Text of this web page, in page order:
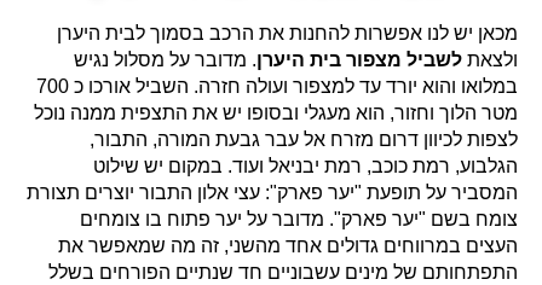
מכאן יש לנו אפשרות להחנות את הרכב בסמוך לבית היערן
ולצאת לשביל מצפור בית היערן. מדובר על מסלול נגיש
במלואו והוא יורד עד למצפור ועולה חזרה. השביל אורכו כ 700
מטר הלוך וחזור, הוא מעגלי ובסופו יש את התצפית ממנה נוכל
לצפות לכיוון דרום מזרח אל עבר גבעת המורה, התבור,
הגלבוע, רמת כוכב, רמת יבניאל ועוד. במקום יש שילוט
המסביר על תופעת "יער פארק": עצי אלון התבור יוצרים תצורת
צומח בשם "יער פארק". מדובר על יער פתוח בו צומחים
העצים במרווחים גדולים אחד מהשני, זה מה שמאפשר את
התפתחותם של מינים עשבוניים חד שנתיים הפורחים בשלל